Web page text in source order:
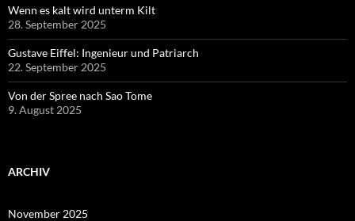
Wenn es kalt wird unterm Kilt
28. September 2025
Gustave Eiffel: Ingenieur und Patriarch
22. September 2025
Von der Spree nach Sao Tome
9. August 2025
ARCHIV
November 2025